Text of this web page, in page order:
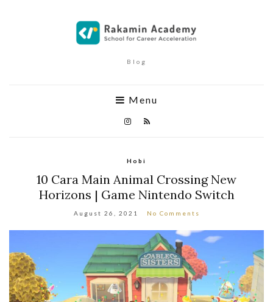
Blog
Menu
Hobi
10 Cara Main Animal Crossing New
Horizons | Game Nintendo Switch
August 26, 2021 No Comments